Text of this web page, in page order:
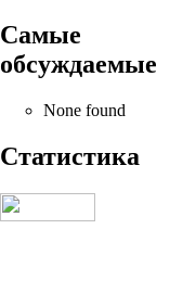
Самые
обсуждаемые
None found
Статистика